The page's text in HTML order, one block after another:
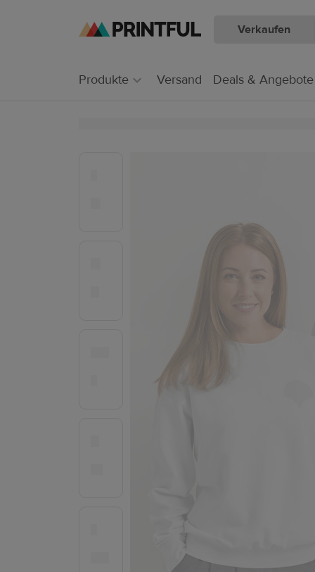
Zum
Zum
Verkaufen
Produkte Versand Deals & Angebote